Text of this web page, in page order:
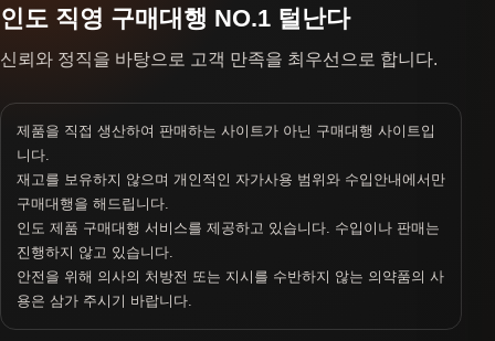
인도 직영 구매대행 NO.1 털난다
신뢰와 정직을 바탕으로 고객 만족을 최우선으로 합니다.
제품을 직접 생산하여 판매하는 사이트가 아닌 구매대행 사이트입
니다.
재고를 보유하지 않으며 개인적인 자가사용 범위와 수입안내에서만
구매대행을 해드립니다.
인도 제품 구매대행 서비스를 제공하고 있습니다. 수입이나 판매는
진행하지 않고 있습니다.
안전을 위해 의사의 처방전 또는 지시를 수반하지 않는 의약품의 사
용은 삼가 주시기 바랍니다.